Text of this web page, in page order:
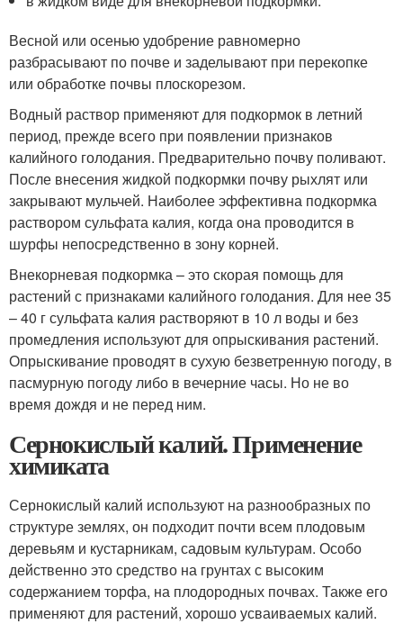
Весной или осенью удобрение равномерно
разбрасывают по почве и заделывают при перекопке
или обработке почвы плоскорезом.
Водный раствор применяют для подкормок в летний
период, прежде всего при появлении признаков
калийного голодания. Предварительно почву поливают.
После внесения жидкой подкормки почву рыхлят или
закрывают мульчей. Наиболее эффективна подкормка
раствором сульфата калия, когда она проводится в
шурфы непосредственно в зону корней.
Внекорневая подкормка – это скорая помощь для
растений с признаками калийного голодания. Для нее 35
– 40 г сульфата калия растворяют в 10 л воды и без
промедления используют для опрыскивания растений.
Опрыскивание проводят в сухую безветренную погоду, в
пасмурную погоду либо в вечерние часы. Но не во
время дождя и не перед ним.
Сернокислый калий. Применение
химиката
Сернокислый калий используют на разнообразных по
структуре землях, он подходит почти всем плодовым
деревьям и кустарникам, садовым культурам. Особо
действенно это средство на грунтах с высоким
содержанием торфа, на плодородных почвах. Также его
применяют для растений, хорошо усваиваемых калий.